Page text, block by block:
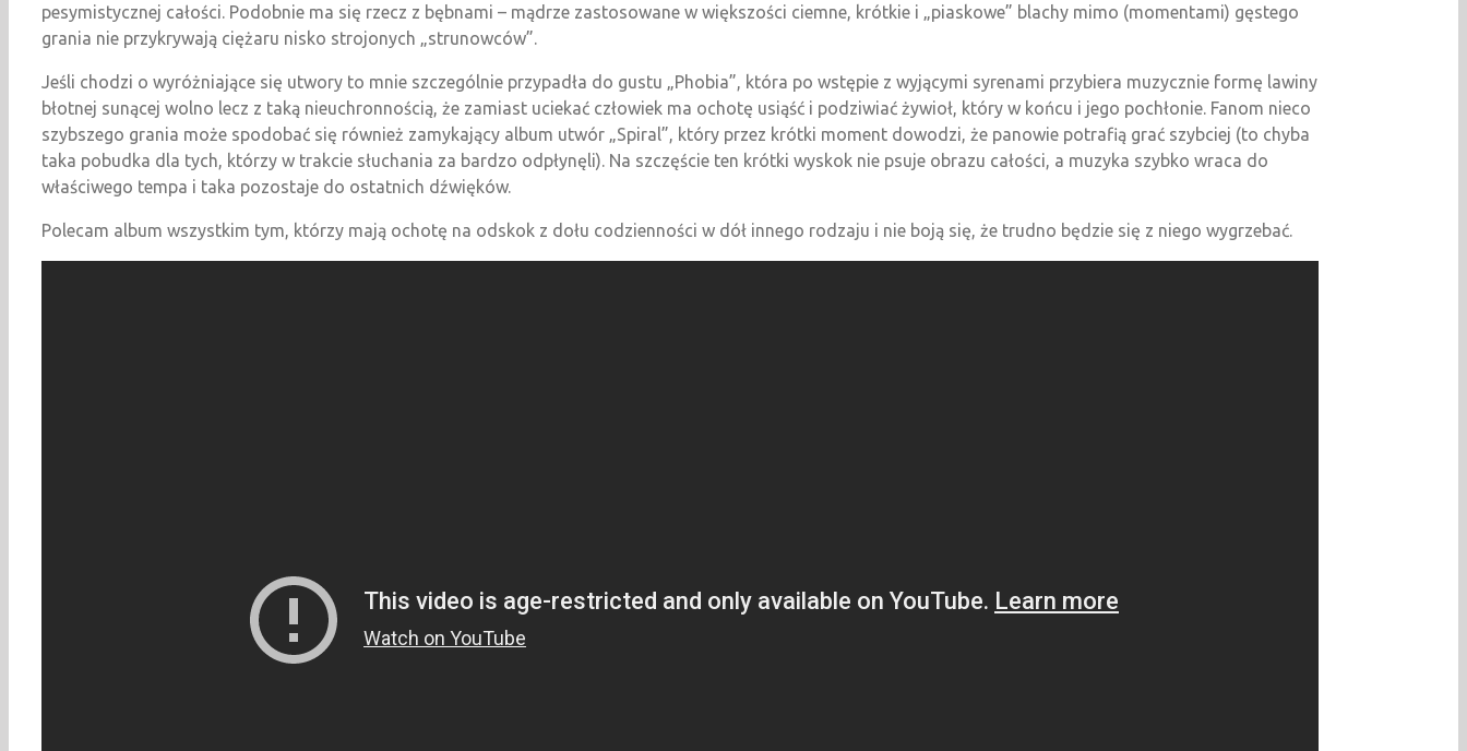
pesymistycznej całości. Podobnie ma się rzecz z bębnami – mądrze zastosowane w większości ciemne, krótkie i „piaskowe” blachy mimo (momentami) gęstego
grania nie przykrywają ciężaru nisko strojonych „strunowców”.
Jeśli chodzi o wyróżniające się utwory to mnie szczególnie przypadła do gustu „Phobia”, która po wstępie z wyjącymi syrenami przybiera muzycznie formę lawiny
błotnej sunącej wolno lecz z taką nieuchronnością, że zamiast uciekać człowiek ma ochotę usiąść i podziwiać żywioł, który w końcu i jego pochłonie. Fanom nieco
szybszego grania może spodobać się również zamykający album utwór „Spiral”, który przez krótki moment dowodzi, że panowie potrafią grać szybciej (to chyba
taka pobudka dla tych, którzy w trakcie słuchania za bardzo odpłynęli). Na szczęście ten krótki wyskok nie psuje obrazu całości, a muzyka szybko wraca do
właściwego tempa i taka pozostaje do ostatnich dźwięków.
Polecam album wszystkim tym, którzy mają ochotę na odskok z dołu codzienności w dół innego rodzaju i nie boją się, że trudno będzie się z niego wygrzebać.